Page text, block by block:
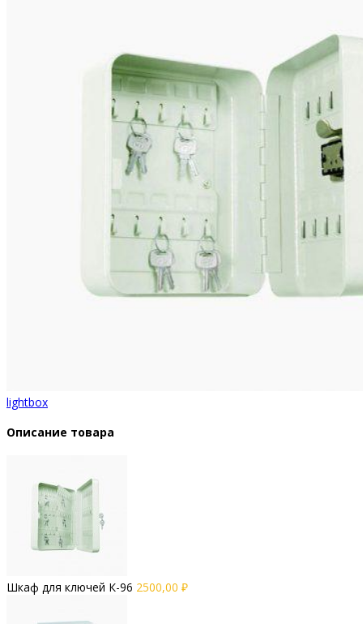
lightbox
Описание товара
Шкаф для ключей К-96 2500,00 ₽